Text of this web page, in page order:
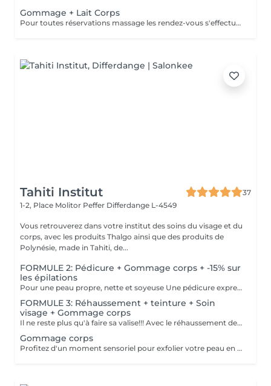
Gommage + Lait Corps
Pour toutes réservations massage les rendez-vous s'effectue par téléphone au 56 51 19 .
Tahiti Institut
37
1-2, Place Molitor Peffer Differdange L-4549
Vous retrouverez dans votre institut des soins du visage et du
corps, avec les produits Thalgo ainsi que des produits de
Polynésie, made in Tahiti, de...
FORMULE 2: Pédicure + Gommage corps + -15% sur
les épilations
Pour une peau propre, nette et soyeuse Une pédicure express au choix rape ou trempage + Coupe et limage des ongles Un gommage du corps (Monoï ou coco) parfait pour préparer la peau au bronzage -15 % Sur toutes vos épilations ( à rajouter à votre RDV) Pour plus de précision, n'hésitez pas whatsapp, SMS ou appel au 661 555 858
FORMULE 3: Réhaussement + teinture + Soin
visage + Gommage corps
Il ne reste plus qu'à faire sa valise!!! Avec le réhaussement des cils et la teinture, plus besoin de mascara, la tranquillité assurée pendant les vacances Soin du visage Bora Bora ( gommage et massage à l'huile de coco) Gommage corps (monoï ou coco) parfait pour préparer la peau à l'été, au soleil, à la plage, au bronzage Pour plus de précision, n'hésitez pas whatsapp, SMS ou appel au 661 555 858
Gommage corps
Profitez d'un moment sensoriel pour exfolier votre peau en douceur. En soin seul avec une crème ou encore mieux, avant un massage pour préparer la peau. Pour préparer la peau au soleil, réparer après une exposition, un moment de relaxation, ne rater l'occasion de faire du bien à votre peau et votre corps